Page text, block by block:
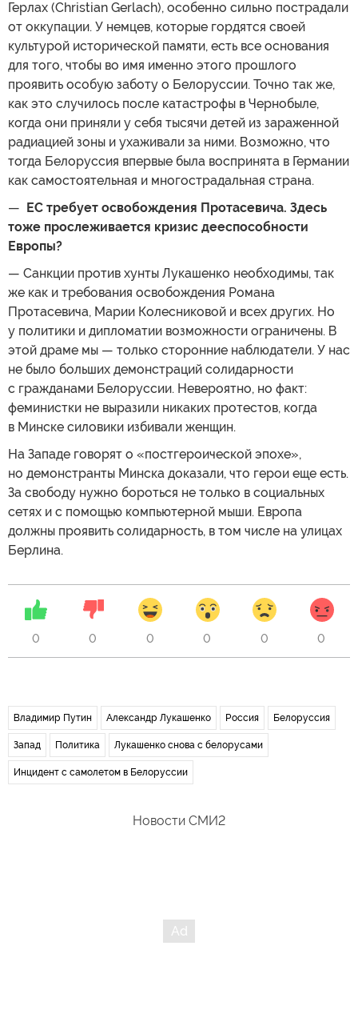
Герлах (Christian Gerlach), особенно сильно пострадали
от оккупации. У немцев, которые гордятся своей
культурой исторической памяти, есть все основания
для того, чтобы во имя именно этого прошлого
проявить особую заботу о Белоруссии. Точно так же,
как это случилось после катастрофы в Чернобыле,
когда они приняли у себя тысячи детей из зараженной
радиацией зоны и ухаживали за ними. Возможно, что
тогда Белоруссия впервые была воспринята в Германии
как самостоятельная и многострадальная страна.
— ЕС требует освобождения Протасевича. Здесь
тоже прослеживается кризис дееспособности
Европы?
— Санкции против хунты Лукашенко необходимы, так
же как и требования освобождения Романа
Протасевича, Марии Колесниковой и всех других. Но
у политики и дипломатии возможности ограничены. В
этой драме мы — только сторонние наблюдатели. У нас
не было больших демонстраций солидарности
с гражданами Белоруссии. Невероятно, но факт:
феминистки не выразили никаких протестов, когда
в Минске силовики избивали женщин.
На Западе говорят о «постгероической эпохе»,
но демонстранты Минска доказали, что герои еще есть.
За свободу нужно бороться не только в социальных
сетях и с помощью компьютерной мыши. Европа
должны проявить солидарность, в том числе на улицах
Берлина.
0 0 0 0 0 0
Владимир Путин Александр Лукашенко Россия Белоруссия
Запад Политика Лукашенко снова с белорусами
Инцидент с самолетом в Белоруссии
Новости СМИ2